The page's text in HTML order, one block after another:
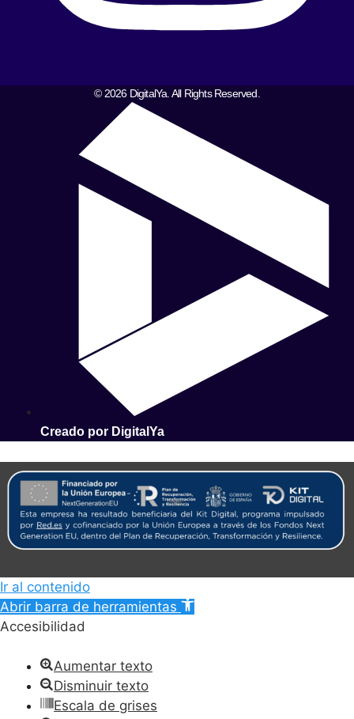
© 2026 DigitalYa. All Rights Reserved.
Creado por DigitalYa
Ir al contenido
Abrir barra de herramientas
Accesibilidad
Aumentar texto
Disminuir texto
Escala de grises